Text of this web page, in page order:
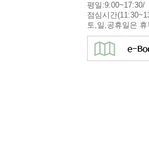
평일:9:00~17:30/
점심시간
토,일,공휴일은 휴